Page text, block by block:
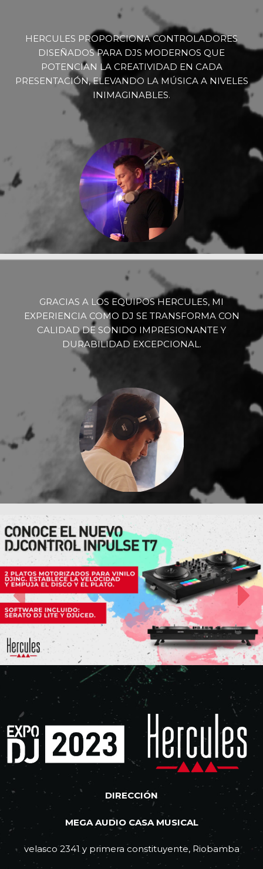
HERCULES PROPORCIONA CONTROLADORES
DISEÑADOS PARA DJS MODERNOS QUE
POTENCIAN LA CREATIVIDAD EN CADA
PRESENTACIÓN, ELEVANDO LA MÚSICA A NIVELES
INIMAGINABLES.
GRACIAS A LOS EQUIPOS HERCULES, MI
EXPERIENCIA COMO DJ SE TRANSFORMA CON
CALIDAD DE SONIDO IMPRESIONANTE Y
DURABILIDAD EXCEPCIONAL.
DIRECCIÓN
MEGA AUDIO CASA MUSICAL
velasco 2341 y primera constituyente, Riobamba